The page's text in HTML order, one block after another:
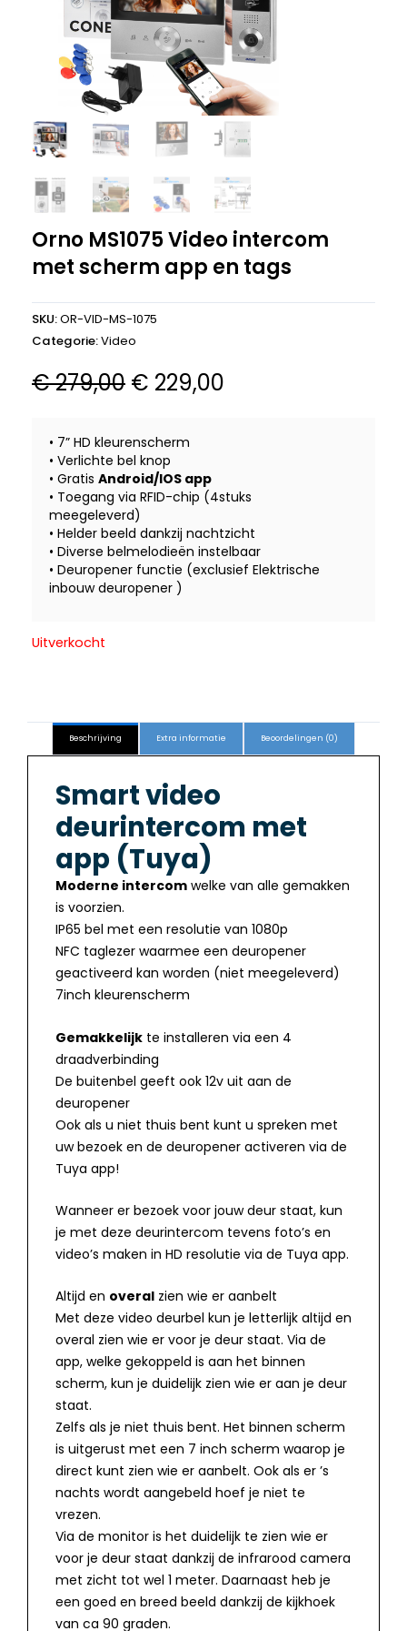
Orno MS1075 Video intercom
met scherm app en tags
SKU:OR-VID-MS-1075
Categorie:Video
€279,00 Oorspronkelijke
was:
€ 279,00.
€ 229,00
• 7” HD kleurenscherm
• Verlichte bel knop
• Gratis Android/IOS app
• Toegang via RFID-chip (4stuks
meegeleverd)
• Helder beeld dankzij nachtzicht
• Diverse belmelodieën instelbaar
• Deuropener functie (exclusief Elektrische
inbouw deuropener )
Uitverkocht
Beschrijving Extra informatie Beoordelingen (0)
Smart video
deurintercom met
app (Tuya)
Moderne intercom welke van alle gemakken
is voorzien.
IP65 bel met een resolutie van 1080p
NFC taglezer waarmee een deuropener
geactiveerd kan worden (niet meegeleverd)
7inch kleurenscherm
Gemakkelijk te installeren via een 4
draadverbinding
De buitenbel geeft ook 12v uit aan de
deuropener
Ook als u niet thuis bent kunt u spreken met
uw bezoek en de deuropener activeren via de
Tuya app!
Wanneer er bezoek voor jouw deur staat, kun
je met deze deurintercom tevens foto’s en
video’s maken in HD resolutie via de Tuya app.
Altijd en overal zien wie er aanbelt
Met deze video deurbel kun je letterlijk altijd en
overal zien wie er voor je deur staat. Via de
app, welke gekoppeld is aan het binnen
scherm, kun je duidelijk zien wie er aan je deur
staat.
Zelfs als je niet thuis bent. Het binnen scherm
is uitgerust met een 7 inch scherm waarop je
direct kunt zien wie er aanbelt. Ook als er ’s
nachts wordt aangebeld hoef je niet te
vrezen.
Via de monitor is het duidelijk te zien wie er
voor je deur staat dankzij de infrarood camera
met zicht tot wel 1 meter. Daarnaast heb je
een goed en breed beeld dankzij de kijkhoek
van ca 90 graden.